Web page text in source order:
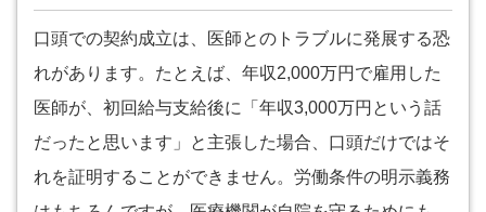
口頭での契約成立は、医師とのトラブルに発展する恐
れがあります。たとえば、年収2,000万円で雇用した
医師が、初回給与支給後に「年収3,000万円という話
だったと思います」と主張した場合、口頭だけではそ
れを証明することができません。労働条件の明示義務